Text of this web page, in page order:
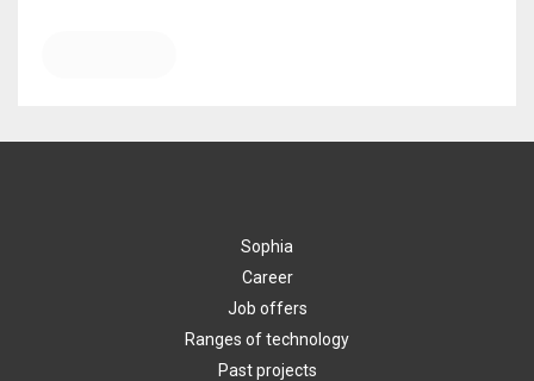
Sophia
Career
Job offers
Ranges of technology
Past projects